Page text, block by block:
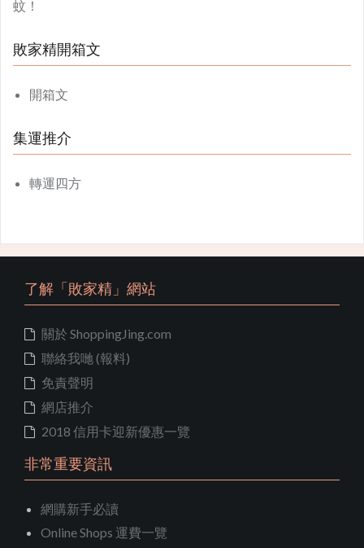
蚊！
敗家精開箱文
開箱文
集運推介
轉運四方
了解「敗家精」網站
關於 ShoppingJing.com
聯絡我哋 (報料)
免責聲明
網店推介
2018 信用卡迎新優惠一覽
非常重要資訊
網購新手必讀
Online Shops 運費一覽